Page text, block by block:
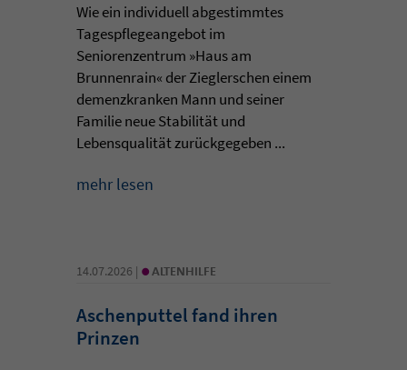
Wie ein individuell abgestimmtes
Tagespflegeangebot im
Seniorenzentrum »Haus am
Brunnenrain« der Zieglerschen einem
demenzkranken Mann und seiner
Familie neue Stabilität und
Lebensqualität zurückgegeben ...
mehr lesen
14.07.2026 | • ALTENHILFE
Aschenputtel fand ihren
Prinzen